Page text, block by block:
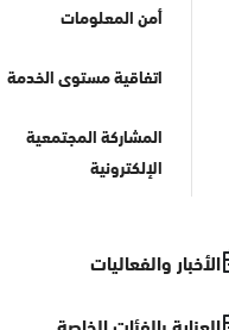
أمن المعلومات
اتفاقية مستوى الخدمة
المشاركة المجتمعية
الإلكترونية
الأخبار والفعاليات